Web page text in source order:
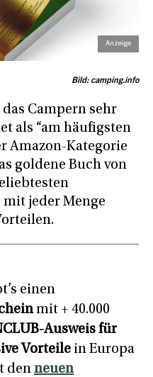
Bild: camping.info
Campern sehr
als “am häufigsten
Amazon-Kategorie
goldene Buch von
jeder Menge
einen
mit + 40.000
Ausweis für
Vorteilein Europa
den neuen